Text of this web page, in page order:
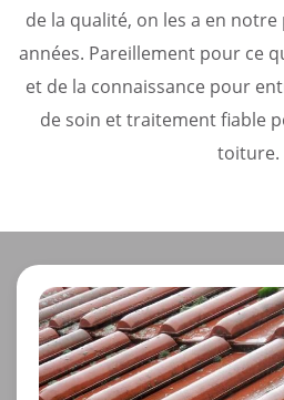
de la qualité, on les a en
années. Pareillement pour ce
et de la connaissance pour
de soin et traitement fiable
toiture.